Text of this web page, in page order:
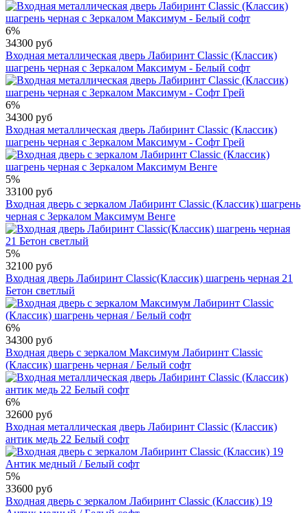
6%
34300 руб
Входная металлическая дверь Лабиринт Classic (Классик)
шагрень черная с Зеркалом Максимум - Белый софт
6%
34300 руб
Входная металлическая дверь Лабиринт Classic (Классик)
шагрень черная с Зеркалом Максимум - Софт Грей
5%
33100 руб
Входная дверь с зеркалом Лабиринт Classic (Классик) шагрень
черная с Зеркалом Максимум Венге
5%
32100 руб
Входная дверь Лабиринт Classic(Классик) шагрень черная 21
Бетон светлый
6%
34300 руб
Входная дверь с зеркалом Максимум Лабиринт Classic
(Классик) шагрень черная / Белый софт
6%
32600 руб
Входная металлическая дверь Лабиринт Classic (Классик)
антик медь 22 Белый софт
5%
33600 руб
Входная дверь с зеркалом Лабиринт Classic (Классик) 19